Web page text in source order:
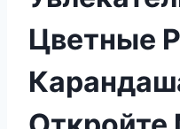
Цветные